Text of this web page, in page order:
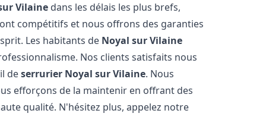
Vilaine dans les délais les plus brefs,
compétitifs et nous offrons des garanties
Les habitants de Noyal sur Vilaine
Nos clients satisfaits nous
deserrurier Noyal sur Vilaine. Nous
efforçons de la maintenir en offrant des
qualité. N'hésitez plus, appelez notre